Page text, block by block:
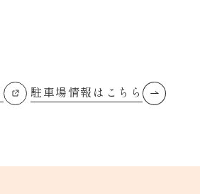
駐車場情報はこちら